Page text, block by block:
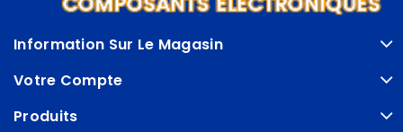
Information Sur Le Magasin
Votre Compte
Produits